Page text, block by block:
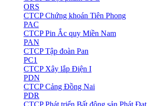
ORS
CTCP Chứng khoán Tiên Phong
PAC
CTCP Pin Ắc quy Miền Nam
PAN
CTCP Tập đoàn Pan
PC1
CTCP Xây lắp Điện I
PDN
CTCP Cảng Đồng Nai
PDR